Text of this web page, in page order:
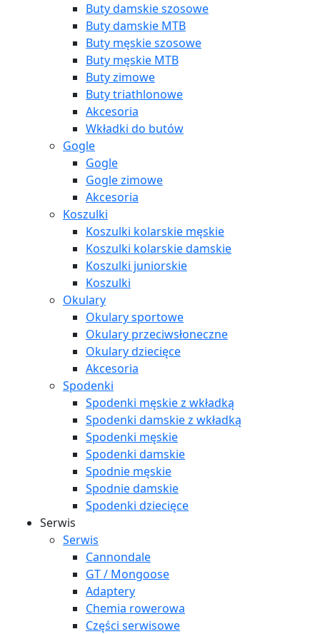
Buty damskie szosowe
Buty damskie MTB
Buty męskie szosowe
Buty męskie MTB
Buty zimowe
Buty triathlonowe
Akcesoria
Wkładki do butów
Gogle
Gogle
Gogle zimowe
Akcesoria
Koszulki
Koszulki kolarskie męskie
Koszulki kolarskie damskie
Koszulki juniorskie
Koszulki
Okulary
Okulary sportowe
Okulary przeciwsłoneczne
Okulary dziecięce
Akcesoria
Spodenki
Spodenki męskie z wkładką
Spodenki damskie z wkładką
Spodenki męskie
Spodenki damskie
Spodnie męskie
Spodnie damskie
Spodenki dziecięce
Serwis
Serwis
Cannondale
GT / Mongoose
Adaptery
Chemia rowerowa
Części serwisowe